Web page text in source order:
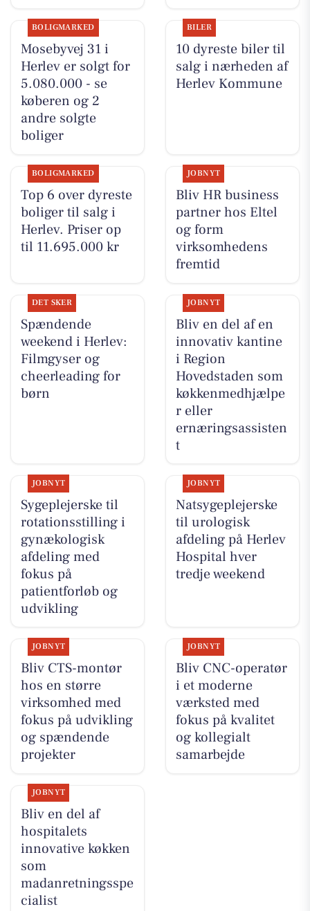
BOLIGMARKED
Mosebyvej 31 i
Herlev er solgt for
5.080.000 - se
køberen og 2
andre solgte
boliger
BILER
10 dyreste biler til
salg i nærheden af
Herlev Kommune
BOLIGMARKED
Top 6 over dyreste
boliger til salg i
Herlev. Priser op
til 11.695.000 kr
JOBNYT
Bliv HR business
partner hos Eltel
og form
virksomhedens
fremtid
DET SKER
Spændende
weekend i Herlev:
Filmgyser og
cheerleading for
børn
JOBNYT
Bliv en del af en
innovativ kantine
i Region
Hovedstaden som
køkkenmedhjælpe
r eller
ernæringsassisten
t
JOBNYT
Sygeplejerske til
rotationsstilling i
gynækologisk
afdeling med
fokus på
patientforløb og
udvikling
JOBNYT
Natsygeplejerske
til urologisk
afdeling på Herlev
Hospital hver
tredje weekend
JOBNYT
Bliv CTS-montør
hos en større
virksomhed med
fokus på udvikling
og spændende
projekter
JOBNYT
Bliv CNC-operatør
i et moderne
værksted med
fokus på kvalitet
og kollegialt
samarbejde
JOBNYT
Bliv en del af
hospitalets
innovative køkken
som
madanretningsspe
cialist